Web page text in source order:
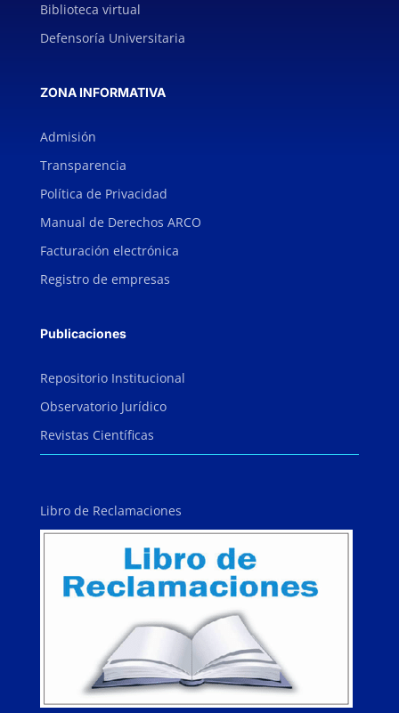
Biblioteca virtual
Defensoría Universitaria
ZONA INFORMATIVA
Admisión
Transparencia
Política de Privacidad
Manual de Derechos ARCO
Facturación electrónica
Registro de empresas
Publicaciones
Repositorio Institucional
Observatorio Jurídico
Revistas Científicas
Libro de Reclamaciones